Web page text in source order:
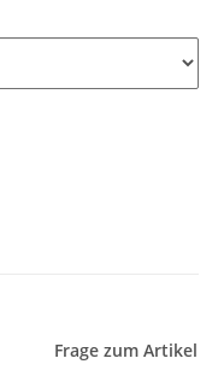
Frage zum Artikel